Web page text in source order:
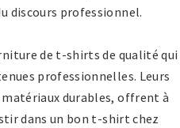
discours professionnel.
de t-shirts de qualité qui
professionnelles. Leurs
durables, offrent à
dans un bon t-shirt chez